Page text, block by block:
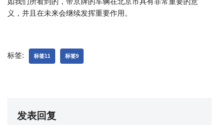
义，并且在未来会继续发挥重要作用。
标签: 标签11 标签9
发表回复